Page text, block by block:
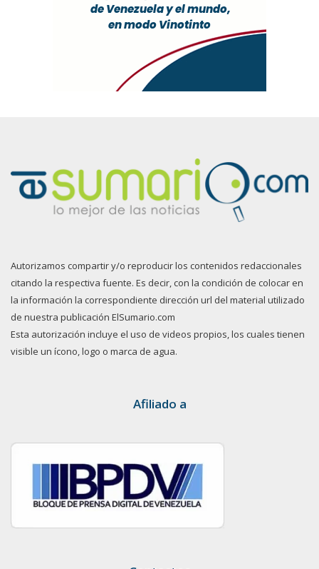
Autorizamos compartir y/o reproducir los contenidos redaccionales
citando la respectiva fuente. Es decir, con la condición de colocar en
la información la correspondiente dirección url del material utilizado
de nuestra publicación ElSumario.com
Esta autorización incluye el uso de videos propios, los cuales tienen
visible un ícono, logo o marca de agua.
Afiliado a